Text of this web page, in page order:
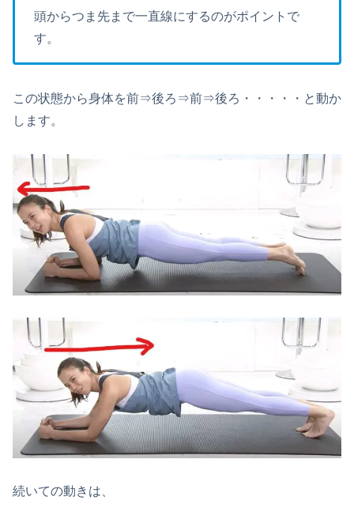
頭からつま先まで一直線にするのがポイントで
す。
この状態から身体を前⇒後ろ⇒前⇒後ろ・・・・・と動か
します。
続いての動きは、